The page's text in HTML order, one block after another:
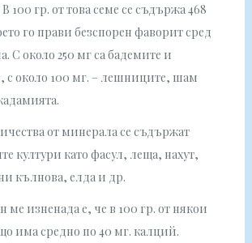
100 гр. от това семе се съдържа 468
го прави безспорен фаворит сред
С около 250 мг са бадемите и
с около 100 мг. – лешниците, шам
от минерала се съдържат
култури като фасул, леща, нахут,
кълнова, елда и др.
ме изненада е, че в 100 гр. от някои
има средно по 40 мг. калций.